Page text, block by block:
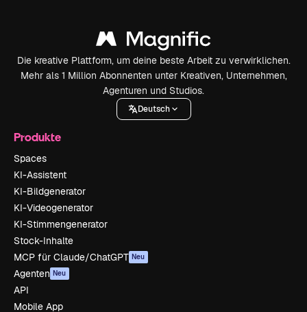
Die kreative Plattform, um deine beste Arbeit zu verwirklichen.
Mehr als 1 Million Abonnenten unter Kreativen, Unternehmen,
Agenturen und Studios.
Deutsch
Produkte
Spaces
KI-Assistent
KI-Bildgenerator
KI-Videogenerator
KI-Stimmengenerator
Stock-Inhalte
MCP für Claude/ChatGPT Neu
Agenten Neu
API
Mobile App